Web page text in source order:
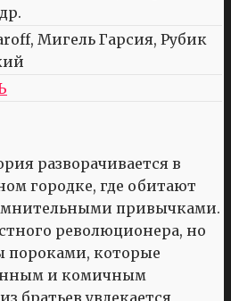
Мигель Гарсия, Рубик
разворачивается в
городке, где обитают
привычками.
революционера, но
пороками, которые
и комичным
братьев увлекается